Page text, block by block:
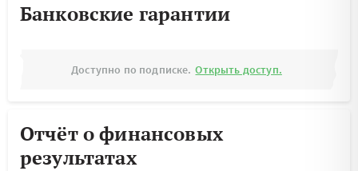
Банковские гарантии
Доступно по подписке. Открыть доступ.
Отчёт о финансовых
результатах